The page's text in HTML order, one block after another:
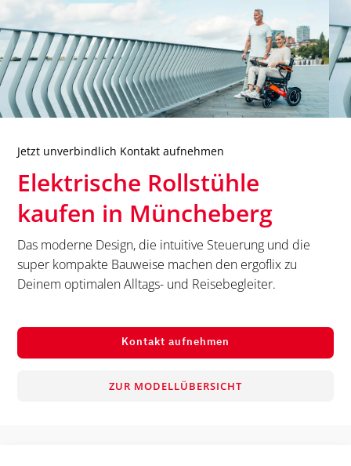
Jetzt unverbindlich Kontakt aufnehmen
Elektrische Rollstühle
kaufen in Müncheberg
Das moderne Design, die intuitive Steuerung und die
super kompakte Bauweise machen den ergoflix zu
Deinem optimalen Alltags- und Reisebegleiter.
Kontakt aufnehmen
ZUR MODELLÜBERSICHT